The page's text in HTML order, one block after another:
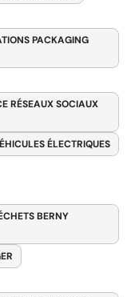
PACKAGING
RÉSEAUX SOCIAUX
ÉLECTRIQUES
BERNY